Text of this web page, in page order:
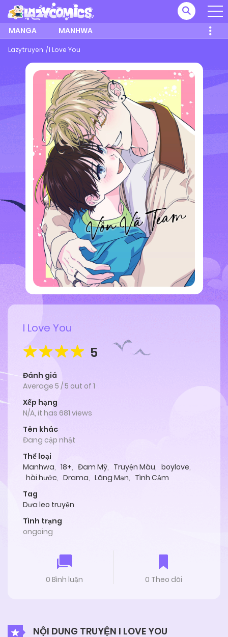
MANGA MANHWA
Lazytruyen I Love You
I Love You
5
Đánh giá
Average 5 /5 out of 1
Xếp hạng
N/A, it has 681 views
Tên khác
Đang cập nhật
Thể loại
Manhwa, 18+, Đam Mỹ, Truyện Màu, boylove,
hài hước, Drama, Lãng Mạn, Tình Cảm
Tag
Dưa leo truyện
Tình trạng
ongoing
0 Bình luận 0 Theo dõi
NỘI DUNG TRUYỆN I LOVE YOU